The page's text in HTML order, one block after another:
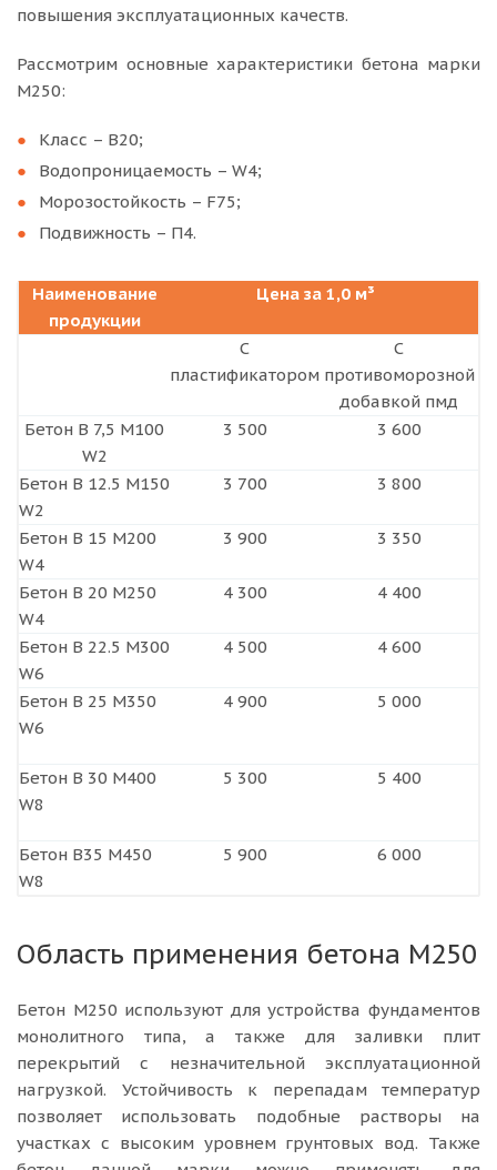
повышения эксплуатационных качеств.
Рассмотрим основные характеристики бетона марки
М250:
Класс – В20;
Водопроницаемость – W4;
Морозостойкость – F75;
Подвижность – П4.
Наименование
продукции
Цена за 1,0 м³
С
пластификатором
С
противоморозной
добавкой пмд
Бетон B 7,5 М100
W2
3 500 3 600
Бетон B 12.5 М150
W2
3 700 3 800
Бетон B 15 М200
W4
3 900 3 350
Бетон B 20 М250
W4
4 300 4 400
Бетон B 22.5 М300
W6
4 500 4 600
Бетон B 25 М350
W6
4 900 5 000
Бетон B 30 М400
W8
5 300 5 400
Бетон В35 М450
W8
5 900 6 000
Область применения бетона М250
Бетон М250 используют для устройства фундаментов
монолитного типа, а также для заливки плит
перекрытий с незначительной эксплуатационной
нагрузкой. Устойчивость к перепадам температур
позволяет использовать подобные растворы на
участках с высоким уровнем грунтовых вод. Также